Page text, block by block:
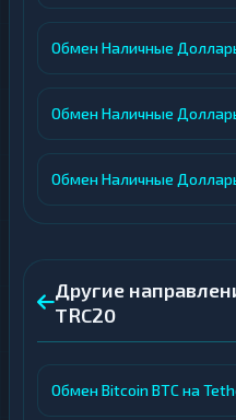
Обмен Наличные
Обмен Наличные
Обмен Наличные
Другие
TRC20
Обмен Bitcoin BTC на